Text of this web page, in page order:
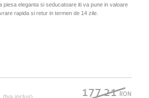
piesa eleganta si seducatoare iti va pune in valoare
rapida si retur in termen de 14 zile.
177.21RON